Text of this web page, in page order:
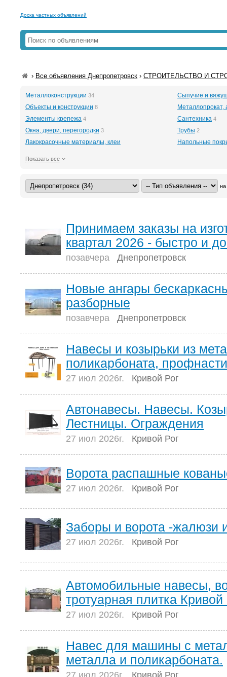
Доска частных объявлений
› Все объявления Днепропетровск ›СТРОИТЕЛЬСТВО И
Металлоконструкции 34
Сыпучие и
Объекты и конструкции 8
Металлопрокат,
Элементы крепежа 4 Сантехника 4
Окна, двери, перегородки 3 Трубы 2
Лакокрасочные материалы, клеи Напольные
Показать все
на
Принимаем заказы на
квартал 2026 - быстро и
позавчера Днепропетровск
Новые ангары
разборные
позавчера Днепропетровск
Навесы и козырьки из
поликарбоната,
27 июл 2026г. Кривой Рог
Автонавесы. Навесы.
Лестницы. Ограждения
27 июл 2026г. Кривой Рог
Ворота распашные
27 июл 2026г. Кривой Рог
Заборы и ворота -жалюзи
27 июл 2026г. Кривой Рог
Автомобильные навесы,
тротуарная плитка Кривой
27 июл 2026г. Кривой Рог
Навес для машины с
металла и поликарбоната.
27 июл 2026г. Кривой Рог